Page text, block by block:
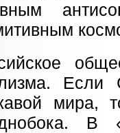
мира,
В